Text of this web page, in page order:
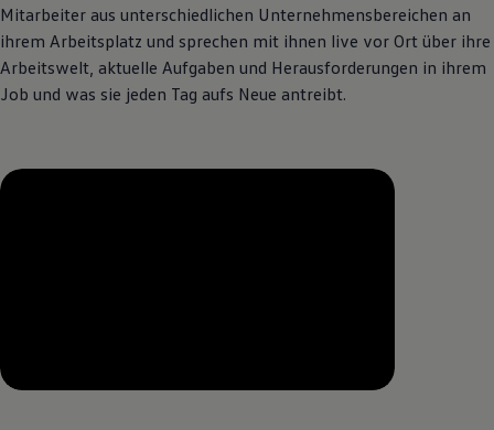
Mitarbeiter aus unterschiedlichen Unternehmensbereichen an
ihrem Arbeitsplatz und sprechen mit ihnen live vor Ort über ihre
Arbeitswelt, aktuelle Aufgaben und Herausforderungen in ihrem
Job und was sie jeden Tag aufs Neue antreibt.
Verbleibende Zeit, --:--